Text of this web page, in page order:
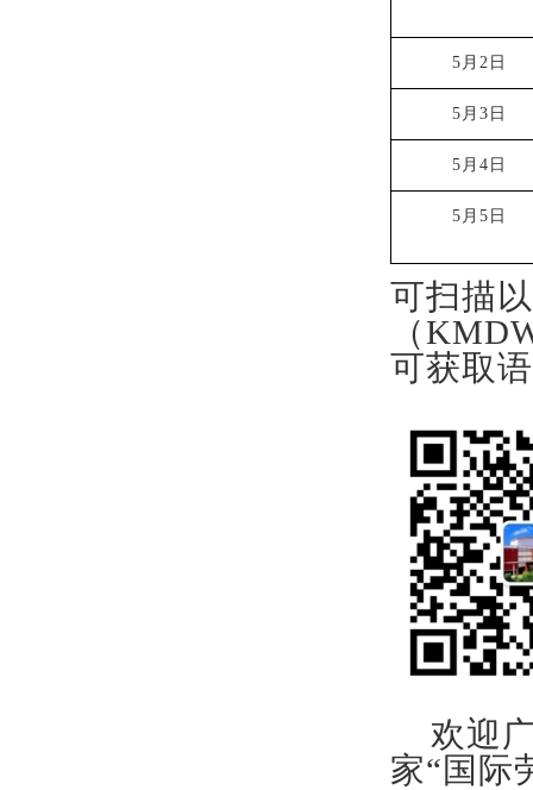
5月2日
5月3日
5月4日
5月5日
可扫描
（
可获取
欢迎
家“国际